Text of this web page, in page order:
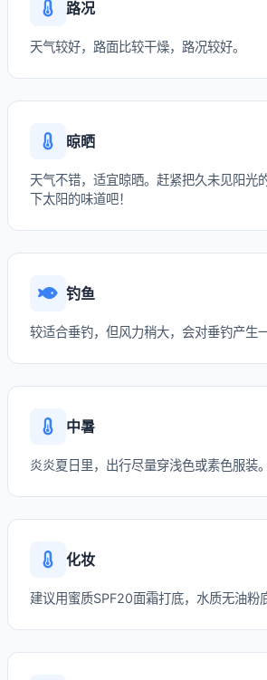
路况
天气较好，路面比较干燥，路况较好。
晾晒
天气不错，适宜晾晒。赶紧把久未见阳光
下太阳的味道吧！
钓鱼
较适合垂钓，但风力稍大，会对垂钓产生
中暑
炎炎夏日里，出行尽量穿浅色或素色服装。
化妆
建议用蜜质SPF20面霜打底，水质无油粉